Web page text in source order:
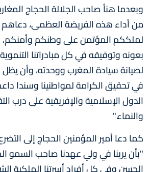
وبعدما هنأ صاحب الجلالة الحجاج
من أداء هذه الفريضة العظمى، دعاهم
لملككم المؤتمن على وطنكم وأمنكم،
بعونه وتوفيقه في كل مبادراتنا
لصيانة سيادة المغرب ووحدته، وأن يظل
في تحقيق الكرامة لمواطنينا وسندا
الدول الإسلامية والإفريقية على درب
والنماء."
كما دعا أمير المؤمنين الحجاج إلى
"بأن يرينا في ولي عهدنا صاحب السمو